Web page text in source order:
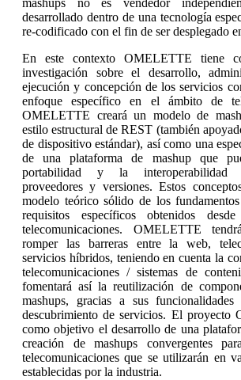
mashups no es vendedor
desarrollado dentro de una tecnología
re-codificado con el fin de ser desplegado
En este contexto OMELETTE tiene
investigación sobre el desarrollo,
ejecución y concepción de los servicios
enfoque específico en el ámbito de
OMELETTE creará un modelo de
estilo estructural de REST (también
de dispositivo estándar), así como una
de una plataforma de mashup que
portabilidad y la interoperabilidad
proveedores y versiones. Estos
modelo teórico sólido de los
requisitos específicos obtenidos
telecomunicaciones. OMELETTE
romper las barreras entre la web,
servicios híbridos, teniendo en cuenta la
telecomunicaciones / sistemas de
fomentará así la reutilización de
mashups, gracias a sus funcionalidades
descubrimiento de servicios. El proyecto
como objetivo el desarrollo de una
creación de mashups convergentes
telecomunicaciones que se utilizarán en
establecidas por la industria.